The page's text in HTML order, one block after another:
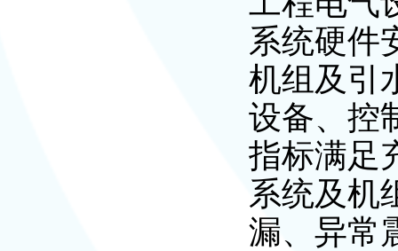
系统硬件
机组及引
设备、控
指标满足
系统及机
漏、异常